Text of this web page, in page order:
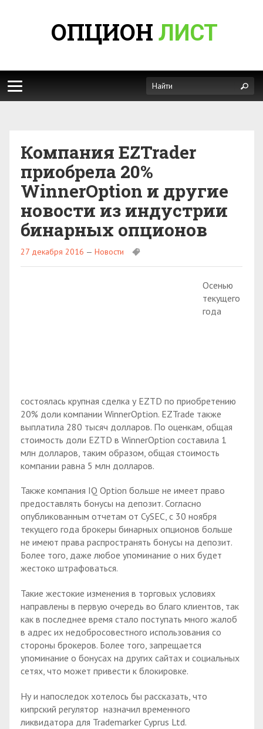
ОПЦИОН ЛИСТ
Компания EZTrader
приобрела 20%
WinnerOption и другие
новости из индустрии
бинарных опционов
27 декабря 2016 — Новости
Осенью
текущего
года
состоялась крупная сделка у EZTD по приобретению
20% доли компании WinnerOption. EZTrade также
выплатила 280 тысяч долларов. По оценкам, общая
стоимость доли EZTD в WinnerOption составила 1
млн долларов, таким образом, общая стоимость
компании равна 5 млн долларов.
Также компания IQ Option больше не имеет право
предоставлять бонусы на депозит. Согласно
опубликованным отчетам от CySEC, с 30 ноября
текущего года брокеры бинарных опционов больше
не имеют права распространять бонусы на депозит.
Более того, даже любое упоминание о них будет
жестоко штрафоваться.
Такие жестокие изменения в торговых условиях
направлены в первую очередь во благо клиентов, так
как в последнее время стало поступать много жалоб
в адрес их недобросовестного использования со
стороны брокеров. Более того, запрещается
упоминание о бонусах на других сайтах и социальных
сетях, что может привести к блокировке.
Ну и напоследок хотелось бы рассказать, что
кипрский регулятор назначил временного
ликвидатора для Trademarker Cyprus Ltd.